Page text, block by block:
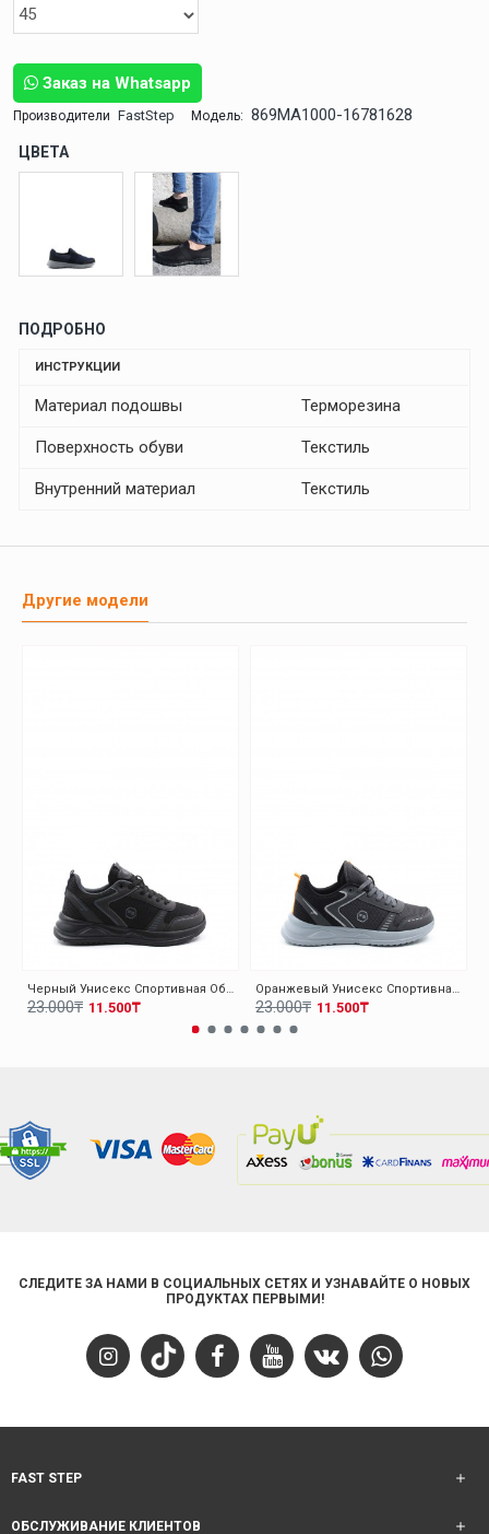
Заказ на Whatsapp
Производители FastStep Модель: 869MA1000-16781628
ЦВЕТА
ПОДРОБНО
ИНСТРУКЦИИ
Материал подошвы Терморезина
Поверхность обуви Текстиль
Внутренний материал Текстиль
Другие модели
Черный Унисекс Спортивная Обувь 140XA5310
11.500₸
23.000₸
Оранжевый Унисекс Спортивная Обувь 140XA5310
11.500₸
23.000₸
СЛЕДИТЕ ЗА НАМИ В СОЦИАЛЬНЫХ СЕТЯХ И УЗНАВАЙТЕ О НОВЫХ
ПРОДУКТАХ ПЕРВЫМИ!
FAST STEP
ОБСЛУЖИВАНИЕ КЛИЕНТОВ